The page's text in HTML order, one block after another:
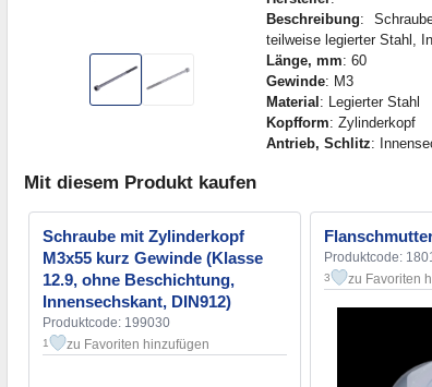
Beschreibung:
teilweise legierter Stahl,
Länge, mm: 60
Gewinde: M3
Material : Legierter Stahl
Kopfform: Zylinderkopf
Antrieb, Schlitz:
Mit diesem Produkt kaufen
Schraube mit Zylinderkopf
M3x55 kurz Gewinde (Klasse
12.9, ohne Beschichtung,
Innensechskant, DIN912)
Produktcode: 199030
1 zu Favoriten hinzufügen
Produktcode:
3 zu Favoriten